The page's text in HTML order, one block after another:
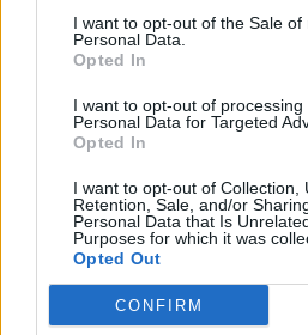
I want to opt-out of the Sale of
Personal Data.
Opted In
I want to opt-out of processing
Personal Data for Targeted
Opted In
I want to opt-out of Collection,
Retention, Sale, and/or
Personal Data that Is
Purposes for which it was
Opted Out
CONFIRM
Nufilmavo, kaip patvino Vilniaus
vaizdas pribloškia
Žinios | Lietuvos diena
Avarija Vilniuje: į stotelę
dvi moteris
Žinios | Lietuvos diena
Visi įrašai